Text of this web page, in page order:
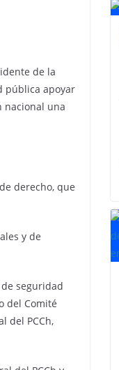
de la
pública apoyar
nacional una
derecho, que
y de
seguridad
del Comité
del PCCh,